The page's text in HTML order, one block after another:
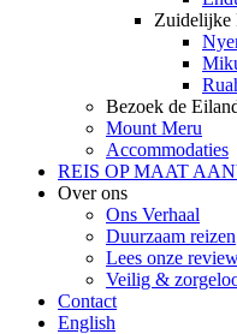
Zuidelijke
Bezoek de
Mount Meru
Accommodaties
REIS OP MAAT
Over ons
Ons Verhaal
Duurzaam reizen
Lees onze
Veilig &
Contact
English